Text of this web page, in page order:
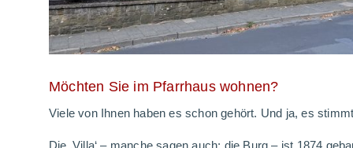
Möchten Sie im Pfarrhaus wohnen?
Viele von Ihnen haben es schon gehört. Und ja, es
Die ‚Villa‘ – manche sagen auch: die Burg – ist 1874